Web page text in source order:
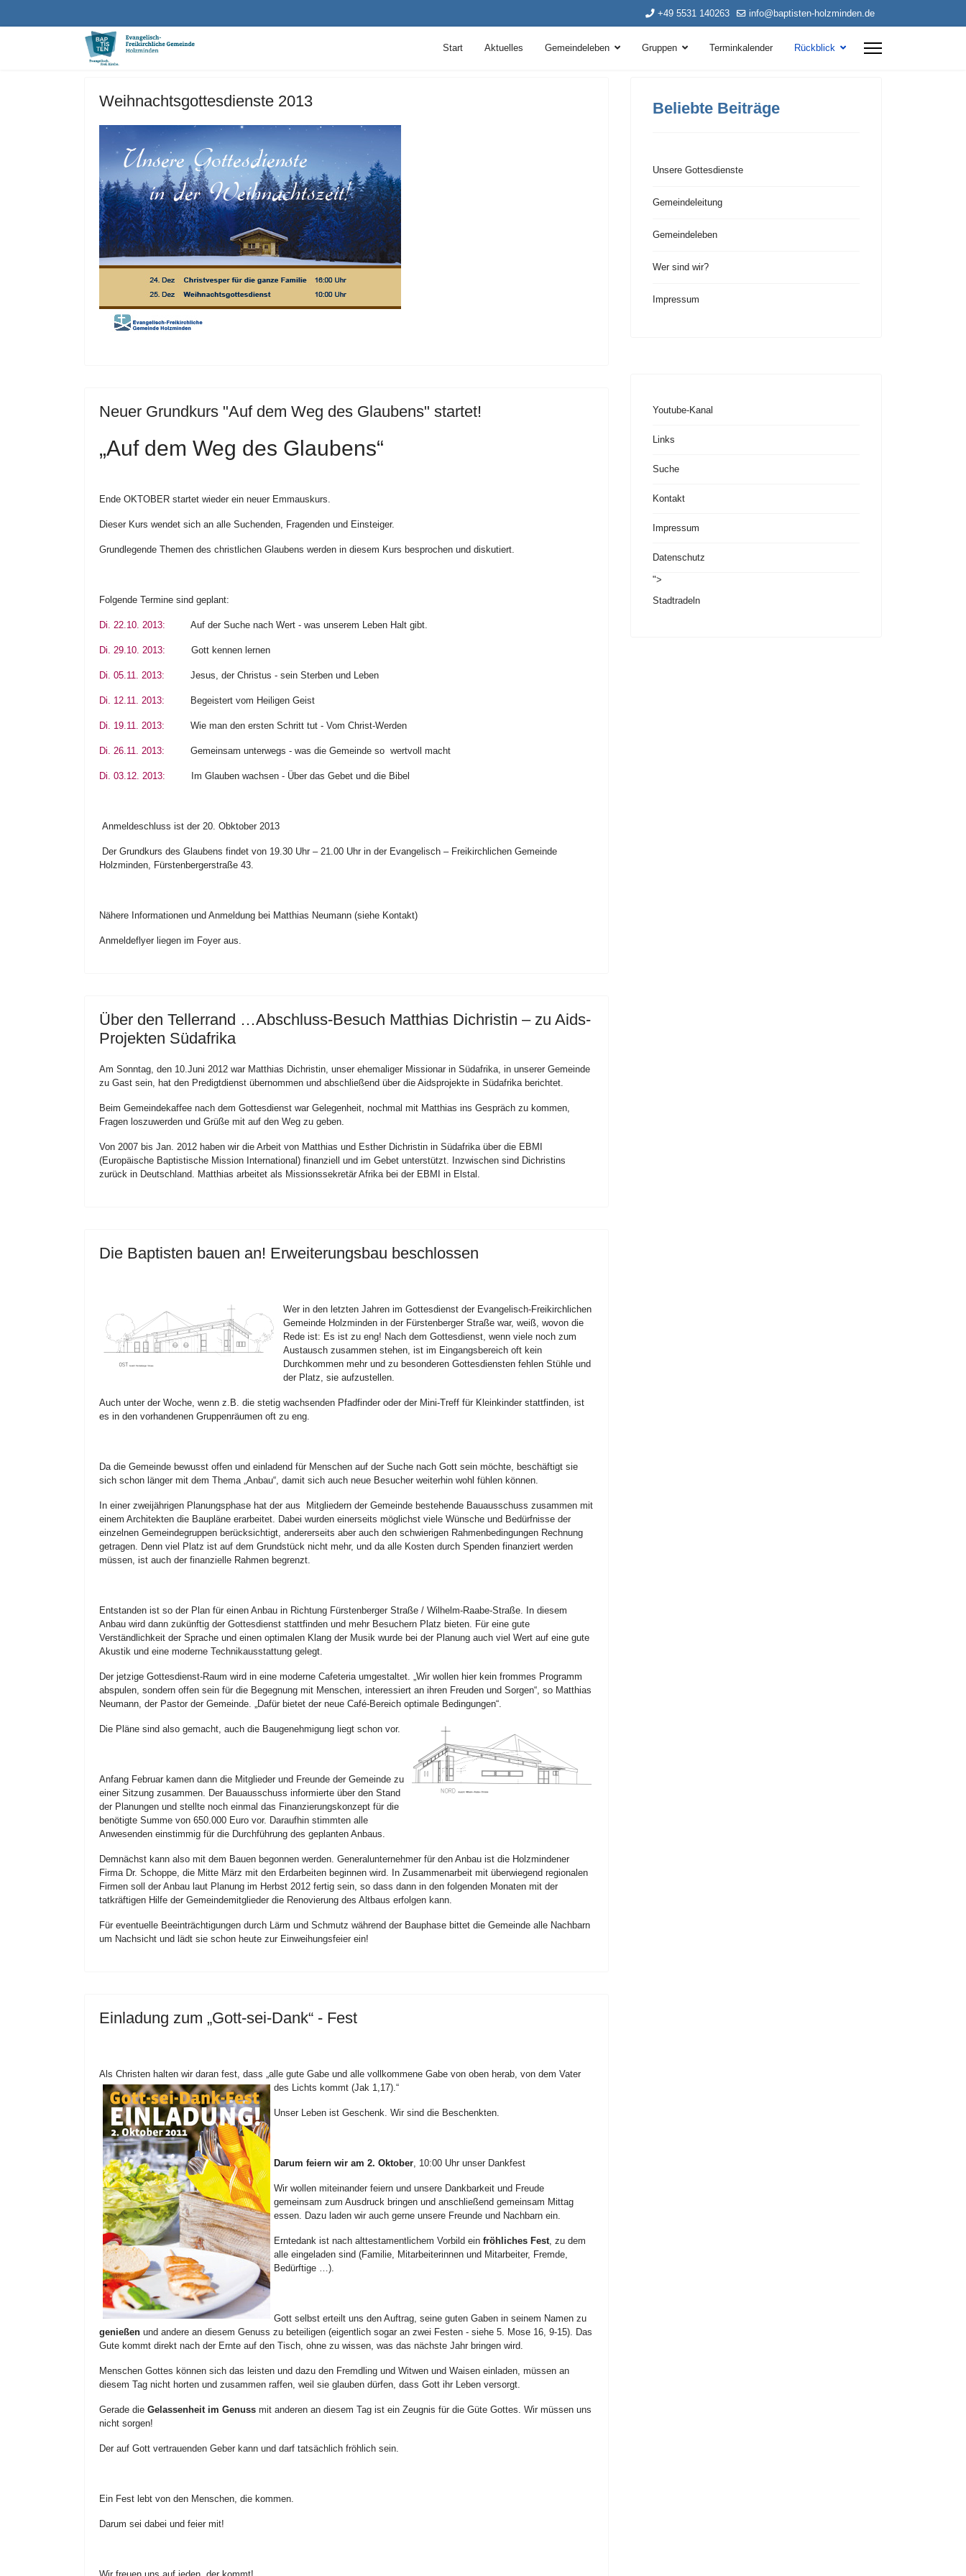
+49 5531 140263 info@baptisten-holzminden.de
Start Aktuelles Gemeindeleben Gruppen Terminkalender Rückblick
Weihnachtsgottesdienste 2013
Neuer Grundkurs "Auf dem Weg des Glaubens" startet!
„Auf dem Weg des Glaubens“
Ende OKTOBER startet wieder ein neuer Emmauskurs.
Dieser Kurs wendet sich an alle Suchenden, Fragenden und Einsteiger.
Grundlegende Themen des christlichen Glaubens werden in diesem Kurs besprochen und diskutiert.
Folgende Termine sind geplant:
Di. 22.10. 2013: Auf der Suche nach Wert - was unserem Leben Halt gibt.
Di. 29.10. 2013: Gott kennen lernen
Di. 05.11. 2013: Jesus, der Christus - sein Sterben und Leben
Di. 12.11. 2013: Begeistert vom Heiligen Geist
Di. 19.11. 2013: Wie man den ersten Schritt tut - Vom Christ-Werden
Di. 26.11. 2013: Gemeinsam unterwegs - was die Gemeinde so wertvoll macht
Di. 03.12. 2013: Im Glauben wachsen - Über das Gebet und die Bibel
Anmeldeschluss ist der 20. Obktober 2013
Der Grundkurs des Glaubens findet von 19.30 Uhr – 21.00 Uhr in der Evangelisch – Freikirchlichen Gemeinde
Holzminden, Fürstenbergerstraße 43.
Nähere Informationen und Anmeldung bei Matthias Neumann (siehe Kontakt)
Anmeldeflyer liegen im Foyer aus.
Über den Tellerrand …Abschluss-Besuch Matthias Dichristin – zu Aids-
Projekten Südafrika
Am Sonntag, den 10.Juni 2012 war Matthias Dichristin, unser ehemaliger Missionar in Südafrika, in unserer Gemeinde
zu Gast sein, hat den Predigtdienst übernommen und abschließend über die Aidsprojekte in Südafrika berichtet.
Beim Gemeindekaffee nach dem Gottesdienst war Gelegenheit, nochmal mit Matthias ins Gespräch zu kommen,
Fragen loszuwerden und Grüße mit auf den Weg zu geben.
Von 2007 bis Jan. 2012 haben wir die Arbeit von Matthias und Esther Dichristin in Südafrika über die EBMI
(Europäische Baptistische Mission International) finanziell und im Gebet unterstützt. Inzwischen sind Dichristins
zurück in Deutschland. Matthias arbeitet als Missionssekretär Afrika bei der EBMI in Elstal.
Die Baptisten bauen an! Erweiterungsbau beschlossen
Wer in den letzten Jahren im Gottesdienst der Evangelisch-Freikirchlichen
Gemeinde Holzminden in der Fürstenberger Straße war, weiß, wovon die
Rede ist: Es ist zu eng! Nach dem Gottesdienst, wenn viele noch zum
Austausch zusammen stehen, ist im Eingangsbereich oft kein
Durchkommen mehr und zu besonderen Gottesdiensten fehlen Stühle und
der Platz, sie aufzustellen.
Auch unter der Woche, wenn z.B. die stetig wachsenden Pfadfinder oder der Mini-Treff für Kleinkinder stattfinden, ist
es in den vorhandenen Gruppenräumen oft zu eng.
Da die Gemeinde bewusst offen und einladend für Menschen auf der Suche nach Gott sein möchte, beschäftigt sie
sich schon länger mit dem Thema „Anbau“, damit sich auch neue Besucher weiterhin wohl fühlen können.
In einer zweijährigen Planungsphase hat der aus Mitgliedern der Gemeinde bestehende Bauausschuss zusammen mit
einem Architekten die Baupläne erarbeitet. Dabei wurden einerseits möglichst viele Wünsche und Bedürfnisse der
einzelnen Gemeindegruppen berücksichtigt, andererseits aber auch den schwierigen Rahmenbedingungen Rechnung
getragen. Denn viel Platz ist auf dem Grundstück nicht mehr, und da alle Kosten durch Spenden finanziert werden
müssen, ist auch der finanzielle Rahmen begrenzt.
Entstanden ist so der Plan für einen Anbau in Richtung Fürstenberger Straße / Wilhelm-Raabe-Straße. In diesem
Anbau wird dann zukünftig der Gottesdienst stattfinden und mehr Besuchern Platz bieten. Für eine gute
Verständlichkeit der Sprache und einen optimalen Klang der Musik wurde bei der Planung auch viel Wert auf eine gute
Akustik und eine moderne Technikausstattung gelegt.
Der jetzige Gottesdienst-Raum wird in eine moderne Cafeteria umgestaltet. „Wir wollen hier kein frommes Programm
abspulen, sondern offen sein für die Begegnung mit Menschen, interessiert an ihren Freuden und Sorgen“, so Matthias
Neumann, der Pastor der Gemeinde. „Dafür bietet der neue Café-Bereich optimale Bedingungen“.
Die Pläne sind also gemacht, auch die Baugenehmigung liegt schon vor.
Anfang Februar kamen dann die Mitglieder und Freunde der Gemeinde zu
einer Sitzung zusammen. Der Bauausschuss informierte über den Stand
der Planungen und stellte noch einmal das Finanzierungskonzept für die
benötigte Summe von 650.000 Euro vor. Daraufhin stimmten alle
Anwesenden einstimmig für die Durchführung des geplanten Anbaus.
Demnächst kann also mit dem Bauen begonnen werden. Generalunternehmer für den Anbau ist die Holzmindener
Firma Dr. Schoppe, die Mitte März mit den Erdarbeiten beginnen wird. In Zusammenarbeit mit überwiegend regionalen
Firmen soll der Anbau laut Planung im Herbst 2012 fertig sein, so dass dann in den folgenden Monaten mit der
tatkräftigen Hilfe der Gemeindemitglieder die Renovierung des Altbaus erfolgen kann.
Für eventuelle Beeinträchtigungen durch Lärm und Schmutz während der Bauphase bittet die Gemeinde alle Nachbarn
um Nachsicht und lädt sie schon heute zur Einweihungsfeier ein!
Einladung zum „Gott-sei-Dank“ - Fest
Als Christen halten wir daran fest, dass „alle gute Gabe und alle vollkommene Gabe von oben herab, von dem Vater
des Lichts kommt (Jak 1,17).“
Unser Leben ist Geschenk. Wir sind die Beschenkten.
Darum feiern wir am 2. Oktober, 10:00 Uhr unser Dankfest
Wir wollen miteinander feiern und unsere Dankbarkeit und Freude
gemeinsam zum Ausdruck bringen und anschließend gemeinsam Mittag
essen. Dazu laden wir auch gerne unsere Freunde und Nachbarn ein.
Erntedank ist nach alttestamentlichem Vorbild ein fröhliches Fest, zu dem
alle eingeladen sind (Familie, Mitarbeiterinnen und Mitarbeiter, Fremde,
Bedürftige …).
Gott selbst erteilt uns den Auftrag, seine guten Gaben in seinem Namen zu
genießen und andere an diesem Genuss zu beteiligen (eigentlich sogar an zwei Festen - siehe 5. Mose 16, 9-15). Das
Gute kommt direkt nach der Ernte auf den Tisch, ohne zu wissen, was das nächste Jahr bringen wird.
Menschen Gottes können sich das leisten und dazu den Fremdling und Witwen und Waisen einladen, müssen an
diesem Tag nicht horten und zusammen raffen, weil sie glauben dürfen, dass Gott ihr Leben versorgt.
Gerade die Gelassenheit im Genuss mit anderen an diesem Tag ist ein Zeugnis für die Güte Gottes. Wir müssen uns
nicht sorgen!
Der auf Gott vertrauenden Geber kann und darf tatsächlich fröhlich sein.
Ein Fest lebt von den Menschen, die kommen.
Darum sei dabei und feier mit!
Beliebte Beiträge
Unsere Gottesdienste
Gemeindeleitung
Gemeindeleben
Wer sind wir?
Impressum
Youtube-Kanal
Links
Suche
Kontakt
Impressum
Datenschutz
">
Stadtradeln